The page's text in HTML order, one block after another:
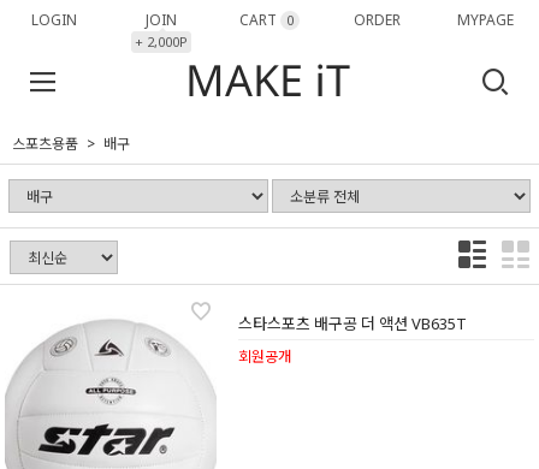
LOGIN JOIN
+ 2,000P
CART 0 ORDER MYPAGE
스포츠용품 배구
스타스포츠 배구공 더 액션 VB635T
회원공개